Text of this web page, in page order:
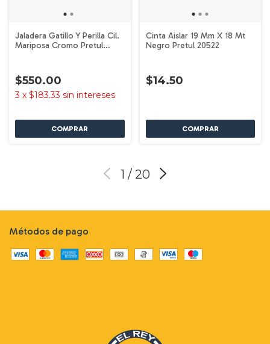
Jaladera Gatillo Y Perilla Cil.
Mariposa Cromo Pretul
$550.00
3 x $183.33 sin intereses
Cinta Aislar 19 Mm X 18 Mt
Negro Pretul 20522
$14.50
1 / 20
Métodos de pago